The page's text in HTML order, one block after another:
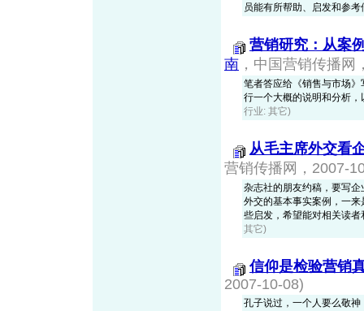
员能有所帮助、启发和参
营销研究：从案
南 ，中国营销传播网
笔者答应给《销售与市场
行一个大概的说明和分析
行业: 其它)
从毛主席外交看
营销传播网，2007-
杂志社的朋友约稿，要写
外交的基本事实案例，一
些启发，希望能对相关读
其它)
信仰是检验营销
2007-10-08)
孔子说过，一个人要么敬